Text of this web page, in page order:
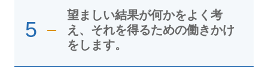
5
望ましい結果が何かをよく考
え、それを得るための働きかけ
をします。